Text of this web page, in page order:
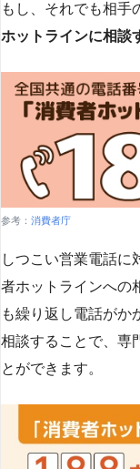
もし、それでも相手
ホットラインに相談
参考： 消費者庁
しつこい営業電話に
者ホットラインへの
も繰り返し電話がか
相談することで、専
とができます​​。